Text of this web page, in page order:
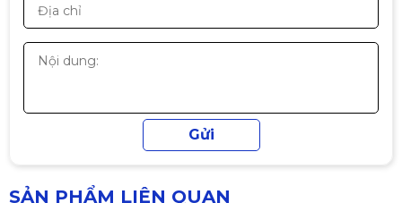
SẢN PHẨM LIÊN QUAN
PC Gaming GIGABYTE | Intel I5
13400F/ RTX 3050 6G/ H610/
RAM 16GB/ SSD 512GB
Liên hệ